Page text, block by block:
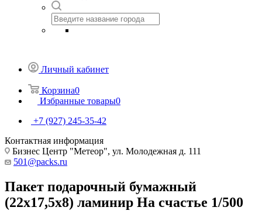
Личный кабинет
Корзина0
Избранные товары0
+7 (927) 245-35-42
Контактная информация
Бизнес Центр "Метеор", ул. Молодежная д. 111
501@packs.ru
Пакет подарочный бумажный
(22х17,5х8) ламинир На счастье 1/500